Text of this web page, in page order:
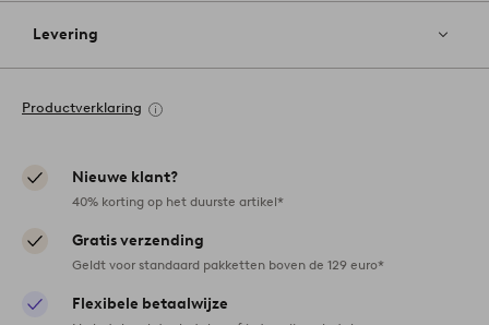
Levering
Productverklaring
Nieuwe klant?
40% korting op het duurste artikel*
Gratis verzending
Geldt voor standaard pakketten boven de 129 euro*
Flexibele betaalwijze